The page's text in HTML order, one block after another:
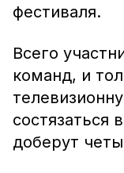
фестиваля.
Всего
команд, и
состязаться
доберут